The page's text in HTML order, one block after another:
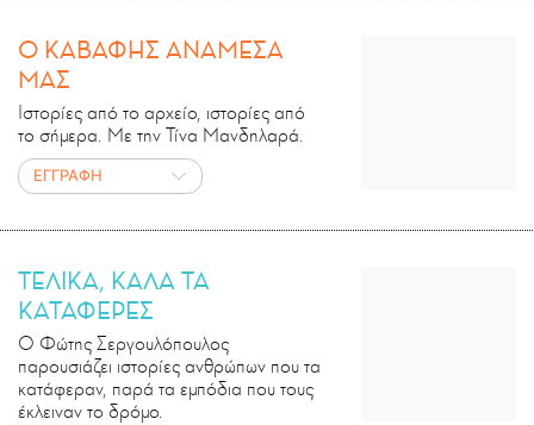
Ο ΚΑΒΑΦΗΣ ΑΝΑΜΕΣΑ
ΜΑΣ
Ιστορίες από το αρχείο, ιστορίες από
το σήμερα. Με την Τίνα Μανδηλαρά.
ΕΓΓΡΑΦΗ
ΤΕΛΙΚΑ, ΚΑΛΑ ΤΑ
ΚΑΤΑΦΕΡΕΣ
Ο Φώτης Σεργουλόπουλος
παρουσιάζει ιστορίες ανθρώπων που τα
κατάφεραν, παρά τα εμπόδια που τους
έκλειναν το δρόμο.